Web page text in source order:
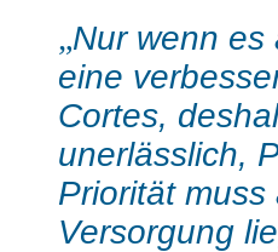
„Nur wenn es
eine
Cortes,
unerlässlich,
Priorität
Versorgung